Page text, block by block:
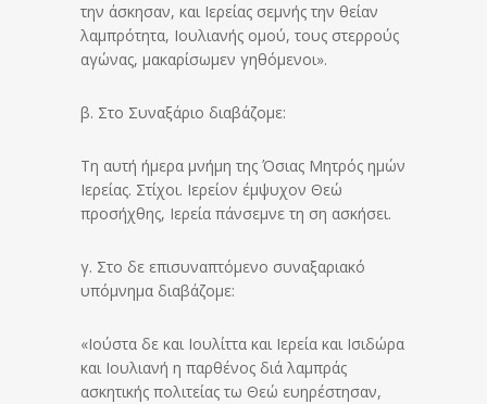
την άσκησαν, και Ιερείας σεμνής την θείαν
λαμπρότητα, Ιουλιανής ομού, τους στερρούς
αγώνας, μακαρίσωμεν γηθόμενοι».
β. Στο Συναξάριο διαβάζομε:
Τη αυτή ήμερα μνήμη της Όσιας Μητρός ημών
Ιερείας. Στίχοι. Ιερείον έμψυχον Θεώ
προσήχθης, Ιερεία πάνσεμνε τη ση ασκήσει.
γ. Στο δε επισυναπτόμενο συναξαριακό
υπόμνημα διαβάζομε:
«Ιούστα δε και Ιουλίττα και Ιερεία και Ισιδώρα
και Ιουλιανή η παρθένος διά λαμπράς
ασκητικής πολιτείας τω Θεώ ευηρέστησαν,